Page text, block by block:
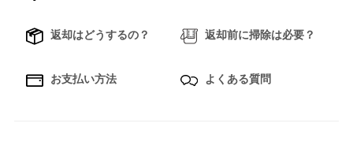
返却はどうするの？ 返却前に掃除は必要？
お支払い方法 よくある質問